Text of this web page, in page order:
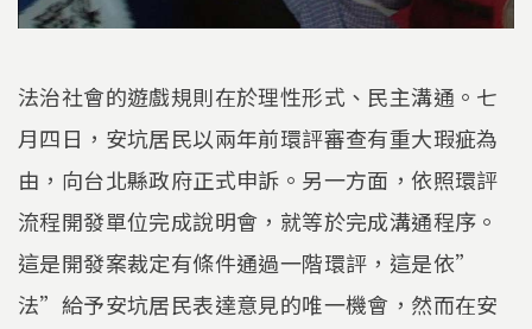
法治社會的遊戲規則在於理性形式、民主溝通。七
月四日，安坑居民以兩年前環評審查有重大瑕疵為
由，向台北縣政府正式申訴。另一方面，依照環評
流程開發單位完成說明會，就等於完成溝通程序。
這是開發案裁定有條件通過一階環評，這是依”
法”給予安坑居民表達意見的唯一機會，然而在安